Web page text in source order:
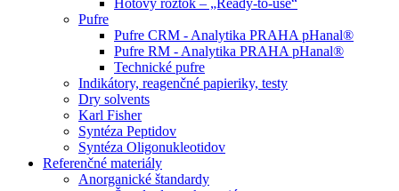
Hotový roztok – „Ready-to-use“
Pufre
Pufre CRM - Analytika PRAHA pHanal®
Pufre RM - Analytika PRAHA pHanal®
Technické pufre
Indikátory, reagenčné papieriky, testy
Dry solvents
Karl Fisher
Syntéza Peptidov
Syntéza Oligonukleotidov
Referenčné materiály
Anorganické štandardy